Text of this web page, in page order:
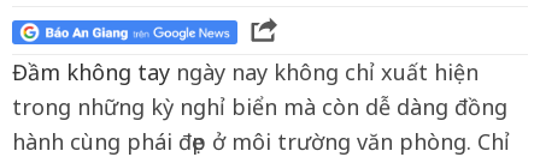
Đầm không tay ngày nay không chỉ xuất hiện
trong những kỳ nghỉ biển mà còn dễ dàng đồng
hành cùng phái đẹp ở môi trường văn phòng. Chỉ